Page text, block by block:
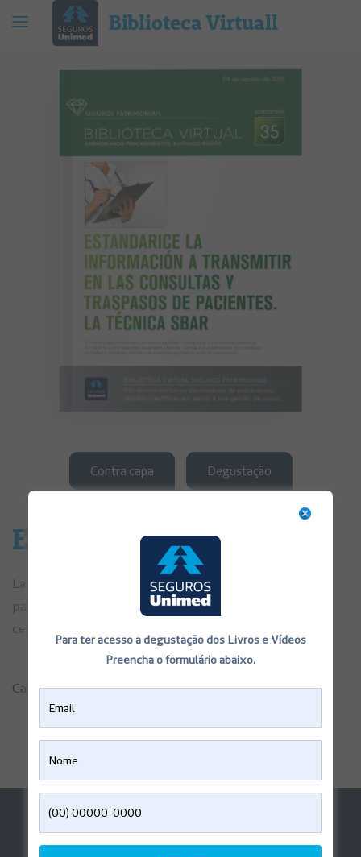
Biblioteca Virtuall
Contra capa Degustação
Estandarice la
La atención de la salud en nuestros días requiere la
participación de cada vez más personas, unidades y
centros.
Categoria:Fasciculos
Ajuda
Perguntas Frequentes
Reembolso Digital
Para ter acesso a degustação dos Livros e Vídeos
Preencha o formulário abaixo.